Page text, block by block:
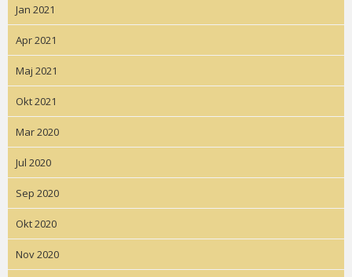
Jan 2021
Apr 2021
Maj 2021
Okt 2021
Mar 2020
Jul 2020
Sep 2020
Okt 2020
Nov 2020